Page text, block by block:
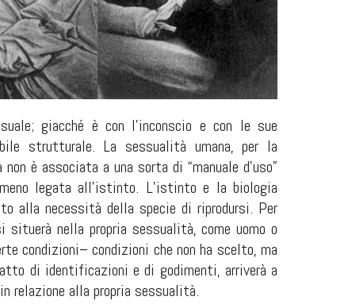
giacché è con l’inconscio e con le sue
strutturale. La sessualità umana, per la
è associata a una sorta di “manuale d’uso”
legata all’istinto. L’istinto e la biologia
alla necessità della specie di riprodursi. Per
nella propria sessualità, come uomo o
condizioni– condizioni che non ha scelto, ma
di identificazioni e di godimenti, arriverà a
relazione alla propria sessualità.